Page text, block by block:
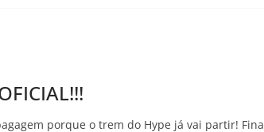
porque o trem do Hype já vai partir!